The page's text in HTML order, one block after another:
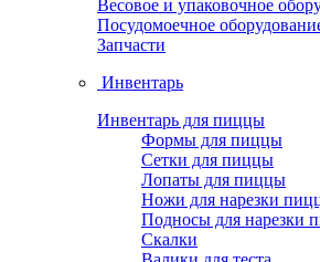
Весовое и упаковочное
Посудомоечное
Запчасти
Инвентарь
Инвентарь для пиццы
Формы для пиццы
Сетки для пиццы
Лопаты для пиццы
Ножи для нарезки
Подносы для нарезки
Скалки